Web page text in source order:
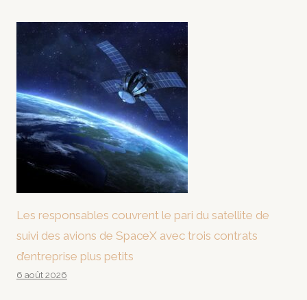
Les responsables couvrent le pari du satellite de
suivi des avions de SpaceX avec trois contrats
d’entreprise plus petits
6 août 2026